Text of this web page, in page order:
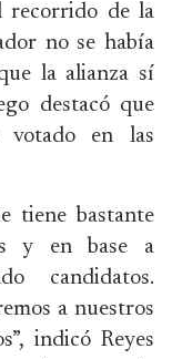
recorrido de la
no se había
la alianza sí
destacó que
votado en las
tiene bastante
y en base a
candidatos.
a nuestros
indicó Reyes